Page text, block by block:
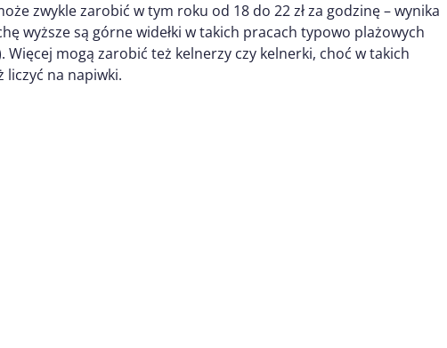
zwykle zarobić w tym roku od 18 do 22 zł za godzinę – wynika
wyższe są górne widełki w takich pracach typowo plażowych
Więcej mogą zarobić też kelnerzy czy kelnerki, choć w takich
liczyć na napiwki.